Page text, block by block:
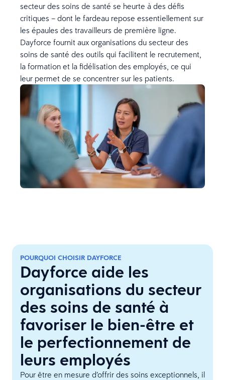
secteur des soins de santé se heurte à des défis
critiques – dont le fardeau repose essentiellement sur
les épaules des travailleurs de première ligne.
Dayforce fournit aux organisations du secteur des
soins de santé des outils qui facilitent le recrutement,
la formation et la fidélisation des employés, ce qui
leur permet de se concentrer sur les patients.
POURQUOI CHOISIR DAYFORCE
Dayforce aide les
organisations du secteur
des soins de santé à
favoriser le bien-être et
le perfectionnement de
leurs employés
Pour être en mesure d’offrir des soins exceptionnels, il